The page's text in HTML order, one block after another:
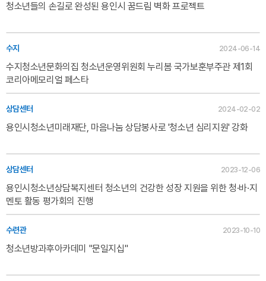
청소년들의 손길로 완성된 용인시 꿈드림 벽화 프로젝트
수지 2024-06-14
수지청소년문화의집 청소년운영위원회 누리봄 국가보훈부주관 제1회
코리아메모리얼 페스타
상담센터 2024-02-02
용인시청소년미래재단, 마음나눔 상담봉사로 '청소년 심리지원' 강화
상담센터 2023-12-06
용인시청소년상담복지센터 청소년의 건강한 성장 지원을 위한 청·바·지
멘토 활동 평가회의 진행
수련관 2023-10-10
청소년방과후아카데미 "문일지십"